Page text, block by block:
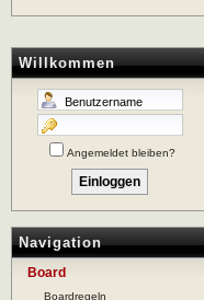
Willkommen
Angemeldet bleiben?
Navigation
Board
Boardregeln